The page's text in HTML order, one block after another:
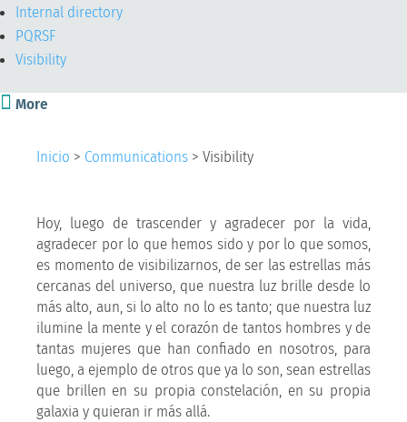
Internal directory
PQRSF
Visibility
 More
Inicio > Communications > Visibility
Hoy, luego de trascender y agradecer por la vida,
agradecer por lo que hemos sido y por lo que somos,
es momento de visibilizarnos, de ser las estrellas más
cercanas del universo, que nuestra luz brille desde lo
más alto, aun, si lo alto no lo es tanto; que nuestra luz
ilumine la mente y el corazón de tantos hombres y de
tantas mujeres que han confiado en nosotros, para
luego, a ejemplo de otros que ya lo son, sean estrellas
que brillen en su propia constelación, en su propia
galaxia y quieran ir más allá.